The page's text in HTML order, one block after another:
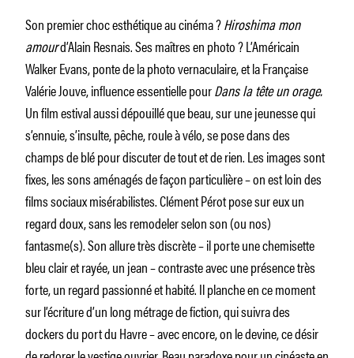
Son premier choc esthétique au cinéma ?Hiroshima mon
amourd’Alain Resnais. Ses maîtres en photo ? L’Américain
Walker Evans, ponte de la photo vernaculaire, et la Française
Valérie Jouve, influence essentielle pourDans la tête un orage.
Un film estival aussi dépouillé que beau, sur une jeunesse qui
s’ennuie, s’insulte, pêche, roule à vélo, se pose dans des
champs de blé pour discuter de tout et de rien. Les images sont
fixes, les sons aménagés de façon particulière – on est loin des
films sociaux misérabilistes. Clément Pérot pose sur eux un
regard doux, sans les remodeler selon son (ou nos)
fantasme(s). Son allure très discrète – il porte une chemisette
bleu clair et rayée, un jean – contraste avec une présence très
forte, un regard passionné et habité. Il planche en ce moment
sur l’écriture d’un long métrage de fiction, qui suivra des
dockers du port du Havre – avec encore, on le devine, ce désir